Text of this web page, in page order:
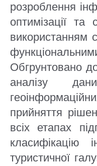
розроблення
оптимізації
використанням
Обгрунтовано
аналізу
прийняття
всіх етапах
класифікацію
туристичної